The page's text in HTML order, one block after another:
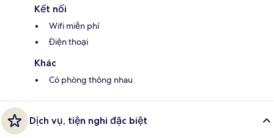
Kết nối
Wifi miễn phí
Điện thoại
Khác
Có phòng thông nhau
Dịch vụ, tiện nghi đặc biệt